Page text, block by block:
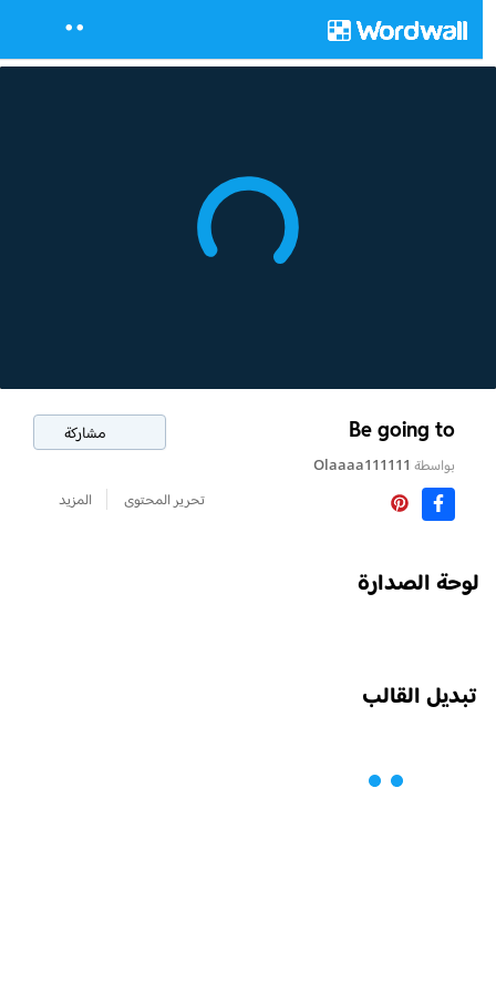
Be going to مشاركة
بواسطةOlaaaa111111
تحرير المحتوى
المزيد
لوحة الصدارة
تبديل القالب